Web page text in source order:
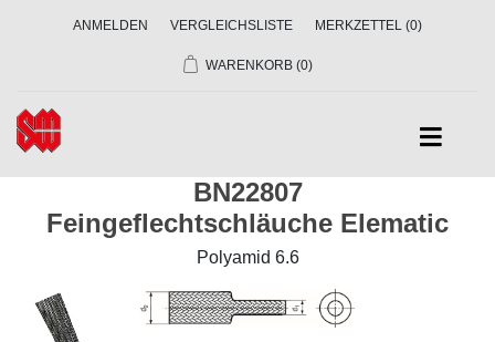
ANMELDEN VERGLEICHSLISTE MERKZETTEL (0)
WARENKORB (0)
BN22807
Feingeflechtschläuche Elematic
Polyamid 6.6